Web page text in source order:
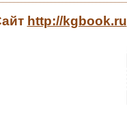
http://kgbook.ru